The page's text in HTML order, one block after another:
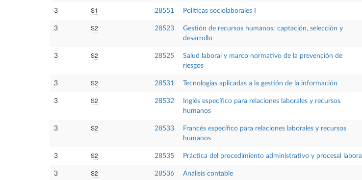
3 S1 28551 Políticas sociolaborales I
3 S2 28523
Gestión de recursos humanos: captación, selección y
desarrollo
3 S2 28525
Salud laboral y marco normativo de la prevención de
riesgos
3 S2 28531 Tecnologías aplicadas a la gestión de la información
3 S2 28532
Inglés específico para relaciones laborales y recursos
humanos
3 S2 28533
Francés específico para relaciones laborales y recursos
humanos
3 S2 28535 Práctica del procedimiento administrativo y procesal laboral
3 S2 28536 Análisis contable